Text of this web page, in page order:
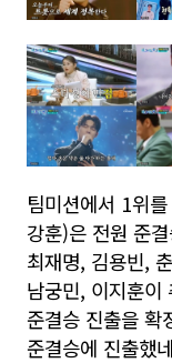
팀미션에서 1위
강훈)은 전원 준
최재명, 김용빈,
남궁민, 이지훈이
준결승 진출을 확
준결승에 진출했